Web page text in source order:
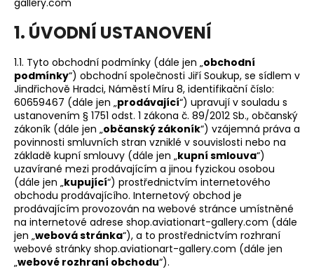
gallery.com
1. ÚVODNÍ USTANOVENÍ
1.1. Tyto obchodní podmínky (dále jen „obchodní
podmínky“) obchodní společnosti Jiří Soukup, se sídlem v
Jindřichově Hradci, Náměstí Míru 8, identifikační číslo:
60659467 (dále jen „prodávající“) upravují v souladu s
ustanovením § 1751 odst. 1 zákona č. 89/2012 Sb., občanský
zákoník (dále jen „občanský zákoník“) vzájemná práva a
povinnosti smluvních stran vzniklé v souvislosti nebo na
základě kupní smlouvy (dále jen „kupní smlouva“)
uzavírané mezi prodávajícím a jinou fyzickou osobou
(dále jen „kupující“) prostřednictvím internetového
obchodu prodávajícího. Internetový obchod je
prodávajícím provozován na webové stránce umístněné
na internetové adrese shop.aviationart-gallery.com (dále
jen „webová stránka“), a to prostřednictvím rozhraní
webové stránky shop.aviationart-gallery.com (dále jen
„webové rozhraní obchodu“).
j
e
t
e
n
a
j
í
t
?
HLEDAT